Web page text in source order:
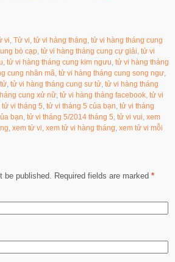
vi Tử vi tử vi hàng tháng tử vi hàng tháng cung
bò cạp tử vi hàng tháng cung cự giải tử vi
tử vi hàng tháng cung kim ngưu tử vi hàng tháng
cung nhân mã tử vi hàng tháng cung song ngư
tử vi hàng tháng cung sư tử tử vi hàng tháng
cung xử nữ tử vi hàng tháng facebook tử vi
tử vi tháng 5 tử vi tháng 5 của bạn tử vi tháng
bạn tử vi tháng 5/2014 tháng 5 tử vi vui xem
xem tử vi xem tử vi hàng tháng xem tử vi mỗi
be published. Required fields are marked *